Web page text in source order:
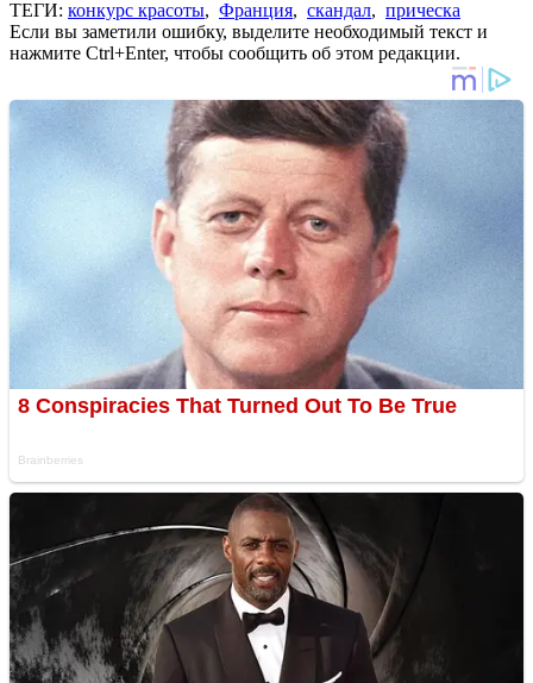
ТЕГИ: конкурс красоты, Франция, скандал, прическа
Если вы заметили ошибку, выделите необходимый текст и
нажмите Ctrl+Enter, чтобы сообщить об этом редакции.